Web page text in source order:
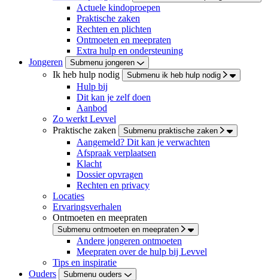
Actuele kindoproepen
Praktische zaken
Rechten en plichten
Ontmoeten en meepraten
Extra hulp en ondersteuning
Jongeren
Submenu jongeren
Ik heb hulp nodig Submenu ik heb hulp nodig
Hulp bij
Dit kan je zelf doen
Aanbod
Zo werkt Levvel
Praktische zaken
Submenu praktische zaken
Aangemeld? Dit kan je verwachten
Afspraak verplaatsen
Klacht
Dossier opvragen
Rechten en privacy
Locaties
Ervaringsverhalen
Ontmoeten en meepraten
Submenu ontmoeten en meepraten
Andere jongeren ontmoeten
Meepraten over de hulp bij Levvel
Tips en inspiratie
Ouders
Submenu ouders